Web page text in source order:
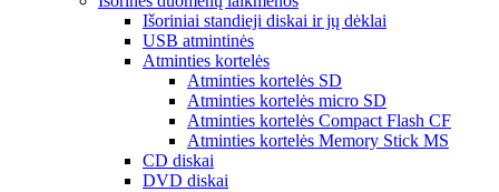
Išoriniai standieji diskai ir jų dėklai
USB atmintinės
Atminties kortelės
Atminties kortelės SD
Atminties kortelės micro SD
Atminties kortelės Compact Flash CF
Atminties kortelės Memory Stick MS
CD diskai
DVD diskai